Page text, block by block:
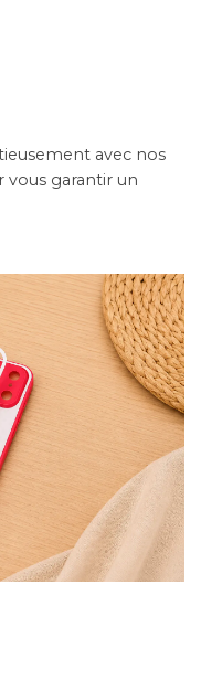
avec nos
garantir un